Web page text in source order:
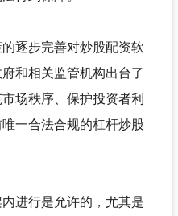
逐步完善对炒股配资软
和相关监管机构出台了
场秩序、保护投资者利
一合法合规的杠杆炒股
进行是允许的，尤其是